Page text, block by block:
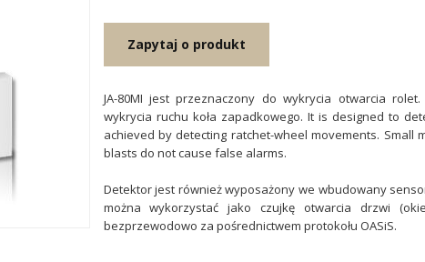
Zapytaj o produkt
JA-80MI jest przeznaczony do wykrycia otwarcia
wykrycia ruchu koła zapadkowego. It is designed to
achieved by detecting ratchet-wheel movements.
blasts do not cause false alarms.
Detektor jest również wyposażony we wbudowany
można wykorzystać jako czujkę otwarcia drzwi
bezprzewodowo za pośrednictwem protokołu OASiS.